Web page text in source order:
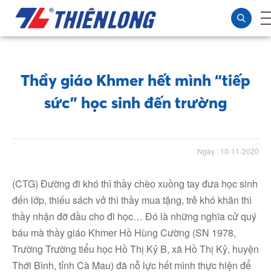
Thầy giáo Khmer hết mình “tiếp
sức” học sinh đến trường
Ngày : 10-11-2020
(CTG) Đường đi khó thì thầy chèo xuồng tay đưa học sinh
đến lớp, thiếu sách vở thì thầy mua tặng, trẻ khó khăn thì
thầy nhận đỡ đầu cho đi học… Đó là những nghĩa cử quý
báu mà thầy giáo Khmer Hồ Hùng Cường (SN 1978,
Trường Trường tiểu học Hồ Thị Kỷ B, xã Hồ Thị Kỷ, huyện
Thới Bình, tỉnh Cà Mau) đã nỗ lực hết mình thực hiện để